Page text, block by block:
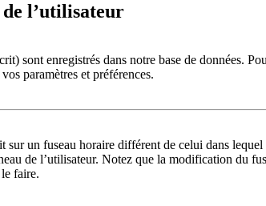
l’utilisateur
sont enregistrés dans notre base de données.
paramètres et préférences.
sur un fuseau horaire différent de celui dans
de l’utilisateur. Notez que la modification du
faire.